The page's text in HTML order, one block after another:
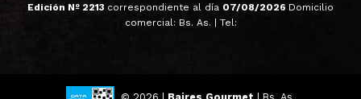
Edición Nº 2213 correspondiente al día 07/08/2026 Domicilio
comercial: Bs. As. | Tel: